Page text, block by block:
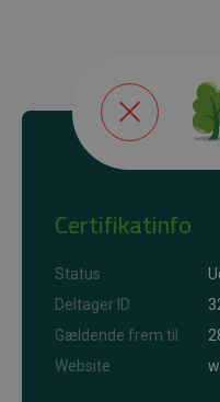
Certifikatinfo
Status
Deltager ID
Gældende frem til
Website